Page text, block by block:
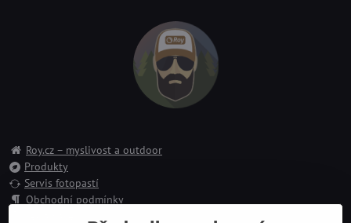
Roy.cz – myslivost a outdoor
Produkty
Servis fotopastí
Obchodní podmínky